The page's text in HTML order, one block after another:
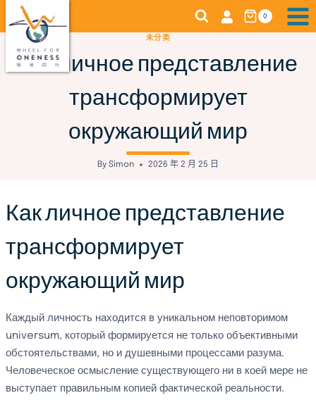
to
content
0
未分类
Как личное представление
трансформирует
окружающий мир
By Simon 2026 年 2 月 25 日
Как личное представление
трансформирует
окружающий мир
Каждый личность находится в уникальном неповторимом
universum, который формируется не только объективными
обстоятельствами, но и душевными процессами разума.
Человеческое осмысление существующего ни в коей мере не
выступает правильным копией фактической реальности.